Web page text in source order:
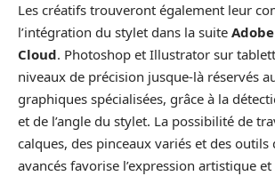
Les créatifs trouveront également leur
l’intégration du stylet dans la suite
Cloud. Photoshop et Illustrator sur
niveaux de précision jusque-là réservés
graphiques spécialisées, grâce à la
et de l’angle du stylet. La possibilité de
calques, des pinceaux variés et des outils
avancés favorise l’expression artistique